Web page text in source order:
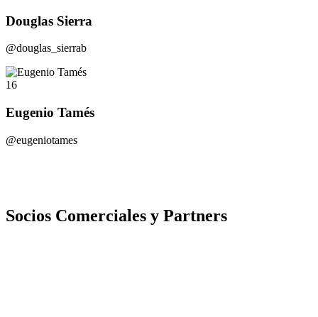
Douglas Sierra
@douglas_sierrab
16
Eugenio Tamés
@eugeniotames
Socios Comerciales y Partners